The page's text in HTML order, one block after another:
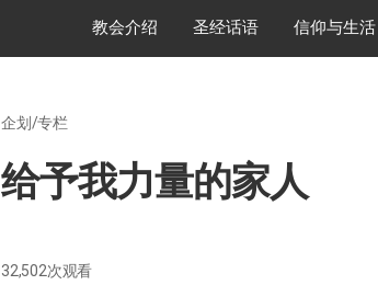
教会介绍 圣经话语 信仰与生活
企划/专栏
给予我力量的家人
32,502次观看